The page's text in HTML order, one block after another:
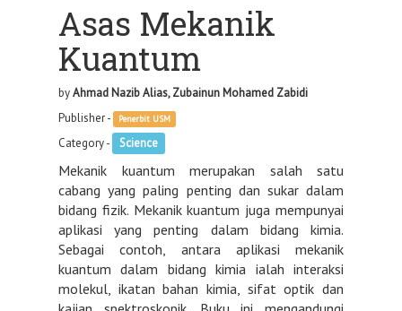
Asas Mekanik
Kuantum
byAhmad Nazib Alias, Zubainun Mohamed Zabidi
Publisher -
Penerbit USM
Category - Science
Mekanik kuantum merupakan salah satu
cabang yang paling penting dan sukar dalam
bidang fizik. Mekanik kuantum juga mempunyai
aplikasi yang penting dalam bidang kimia.
Sebagai contoh, antara aplikasi mekanik
kuantum dalam bidang kimia ialah interaksi
molekul, ikatan bahan kimia, sifat optik dan